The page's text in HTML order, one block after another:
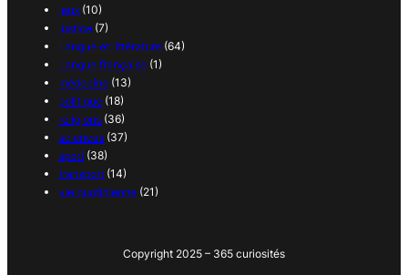
jeux (10)
justice (7)
Langue et littérature (64)
Langue française (1)
médecine (13)
politique (18)
religions (36)
sciences (37)
sport (38)
transport (14)
vie quotidienne (21)
Copyright 2025 – 365 curiosités